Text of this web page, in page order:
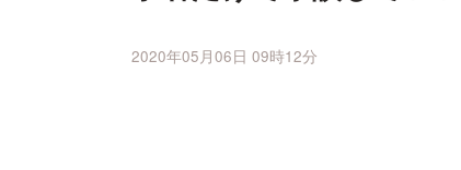
2020年05月06日 09時12分